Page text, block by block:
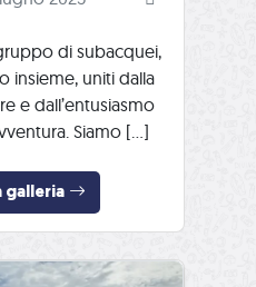
di subacquei,
insieme, uniti dalla
e dall’entusiasmo
Siamo […]
galleria